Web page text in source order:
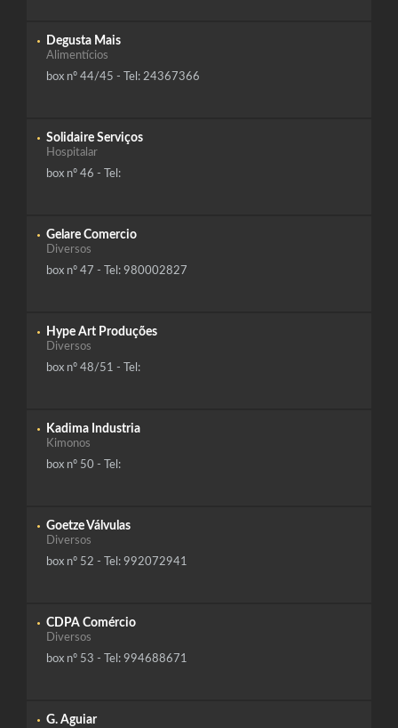
Degusta Mais
Alimentícios
box nº 44/45 - Tel: 24367366
Solidaire Serviços
Hospitalar
box nº 46 - Tel:
Gelare Comercio
Diversos
box nº 47 - Tel: 980002827
Hype Art Produções
Diversos
box nº 48/51 - Tel:
Kadima Industria
Kimonos
box nº 50 - Tel:
Goetze Válvulas
Diversos
box nº 52 - Tel: 992072941
CDPA Comércio
Diversos
box nº 53 - Tel: 994688671
G. Aguiar